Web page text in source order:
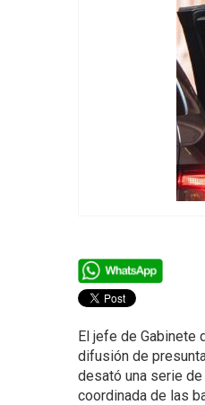
El jefe de Gabinete
difusión de
desató una serie
coordinada de las